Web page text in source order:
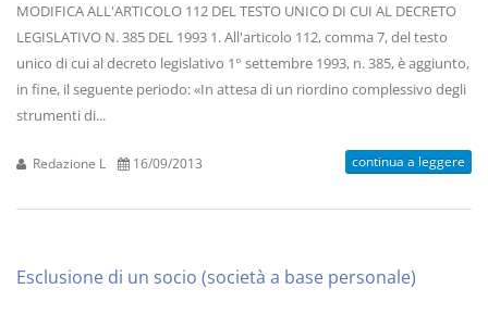
MODIFICA ALL'ARTICOLO 112 DEL TESTO UNICO DI CUI AL DECRETO
LEGISLATIVO N. 385 DEL 1993 1. All'articolo 112, comma 7, del testo
unico di cui al decreto legislativo 1° settembre 1993, n. 385, è aggiunto,
in fine, il seguente periodo: «In attesa di un riordino complessivo degli
strumenti di...
Redazione L 16/09/2013 continua a leggere
Esclusione di un socio (società a base personale)